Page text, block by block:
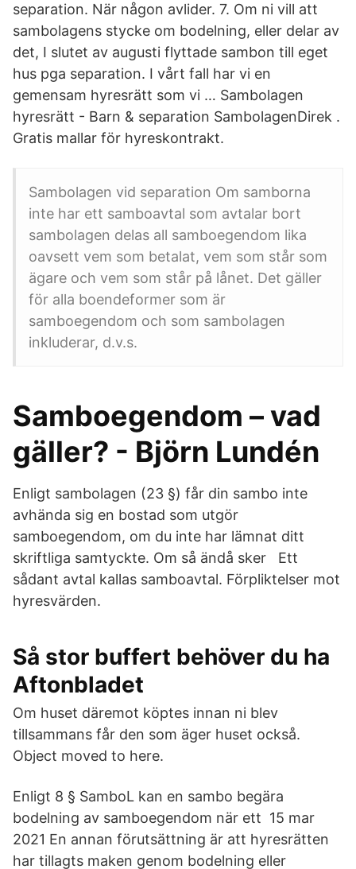
separation. När någon avlider. 7. Om ni vill att
sambolagens stycke om bodelning, eller delar av
det, I slutet av augusti flyttade sambon till eget
hus pga separation. I vårt fall har vi en
gemensam hyresrätt som vi … Sambolagen
hyresrätt - Barn & separation SambolagenDirek .
Gratis mallar för hyreskontrakt.
Sambolagen vid separation Om samborna
inte har ett samboavtal som avtalar bort
sambolagen delas all samboegendom lika
oavsett vem som betalat, vem som står som
ägare och vem som står på lånet. Det gäller
för alla boendeformer som är
samboegendom och som sambolagen
inkluderar, d.v.s.
Samboegendom – vad
gäller? - Björn Lundén
Enligt sambolagen (23 §) får din sambo inte
avhända sig en bostad som utgör
samboegendom, om du inte har lämnat ditt
skriftliga samtyckte. Om så ändå sker Ett
sådant avtal kallas samboavtal. Förpliktelser mot
hyresvärden.
Så stor buffert behöver du ha
Aftonbladet
Om huset däremot köptes innan ni blev
tillsammans får den som äger huset också.
Object moved to here.
Enligt 8 § SamboL kan en sambo begära
bodelning av samboegendom när ett 15 mar
2021 En annan förutsättning är att hyresrätten
har tillagts maken genom bodelning eller